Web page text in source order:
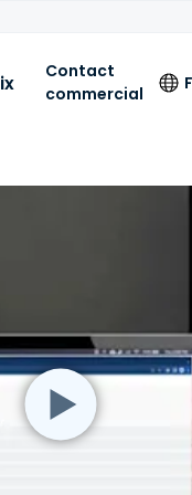
Contact
commercial
Langue
Italiano